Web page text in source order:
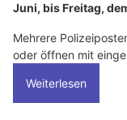
Juni, bis Freitag,
Mehrere
oder öffnen mit
Weiterlesen